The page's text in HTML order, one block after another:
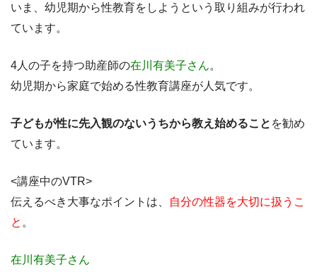
いま、幼児期から性教育をしようという取り組みが行われ
ています。
4人の子を持つ助産師の在川有美子さん。
幼児期から家庭で始める性教育講座が人気です。
子どもが性に先入観のないうちから教え始めること を勧め
ています。
<講座中のVTR>
伝えるべき大事なポイントは、
自分の性器を大切に扱うこ
と 。
在川有美子さん